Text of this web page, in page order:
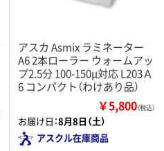
アスカ Asmix ラミネーター
A6 2本ローラー ウォームアッ
プ2.5分 100-150μ対応 L203Ａ
6 コンパクト（わけあり品）
￥5,800（税込）
お届け日：8月8日（土）
アスクル在庫商品